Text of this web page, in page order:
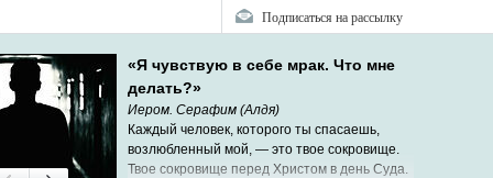
Подписаться на рассылку
«Я чувствую в себе мрак. Что мне
делать?»
Иером. Серафим (Алдя)
Каждый человек, которого ты спасаешь,
возлюбленный мой, — это твое сокровище.
Твое сокровище перед Христом в день Суда.